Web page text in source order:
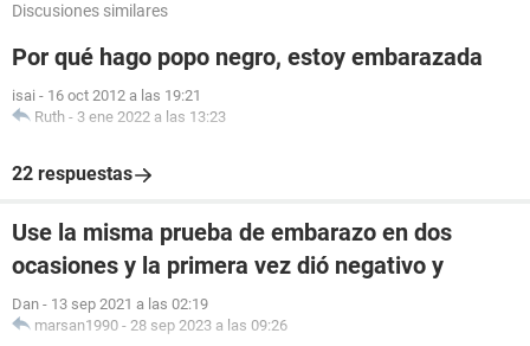
Discusiones similares
Por qué hago popo negro, estoy embarazada
isai - 16 oct 2012 a las 19:21
Ruth - 3 ene 2022 a las 13:23
22 respuestas
Use la misma prueba de embarazo en dos
ocasiones y la primera vez dió negativo y
Dan - 13 sep 2021 a las 02:19
marsan1990 - 28 sep 2023 a las 09:26